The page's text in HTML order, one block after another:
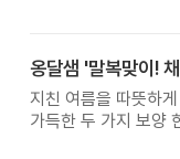
옹달샘 '말복맞이!
지친 여름을 따뜻하
가득한 두 가지 보양